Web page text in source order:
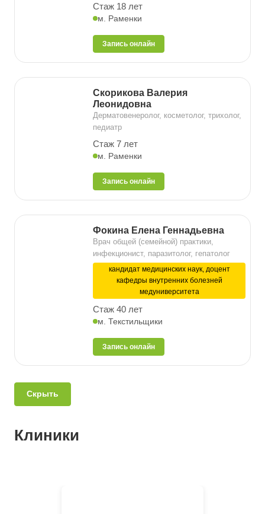
Стаж 18 лет
м. Раменки
Запись онлайн
Скорикова Валерия
Леонидовна
Дерматовенеролог, косметолог, трихолог,
педиатр
Стаж 7 лет
м. Раменки
Запись онлайн
Фокина Елена Геннадьевна
Врач общей (семейной) практики,
инфекционист, паразитолог, гепатолог
кандидат медицинских наук, доцент
кафедры внутренних болезней
медуниверситета
Стаж 40 лет
м. Текстильщики
Запись онлайн
Скрыть
Клиники